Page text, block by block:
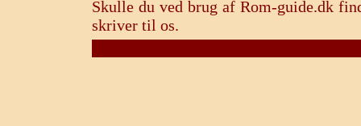
Skulle du ved brug af Rom-guide.dk
skriver til os.